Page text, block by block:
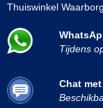
Thuiswinkel Waarborg
Tijdens
Chat